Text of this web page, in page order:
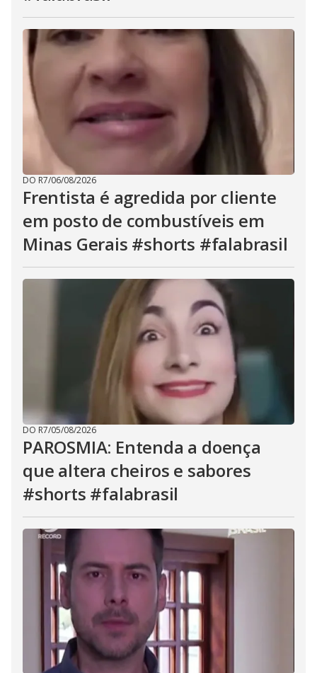
DO R7/06/08/2026
Frentista é agredida por cliente
em posto de combustíveis em
Minas Gerais #shorts #falabrasil
DO R7/05/08/2026
PAROSMIA: Entenda a doença
que altera cheiros e sabores
#shorts #falabrasil